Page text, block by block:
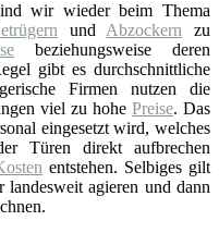
wir wieder beim Thema
undAbzockern zu
beziehungsweise deren
gibt es durchschnittliche
Firmen nutzen die
viel zu hohe Preise. Das
eingesetzt wird, welches
Türen direkt aufbrechen
entstehen. Selbiges gilt
agieren und dann